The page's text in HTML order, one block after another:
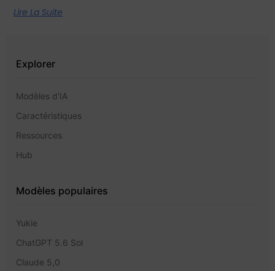
Lire La Suite
Explorer
Modèles d'IA
Caractéristiques
Ressources
Hub
Modèles populaires
Yukie
ChatGPT 5.6 Sol
Claude 5,0